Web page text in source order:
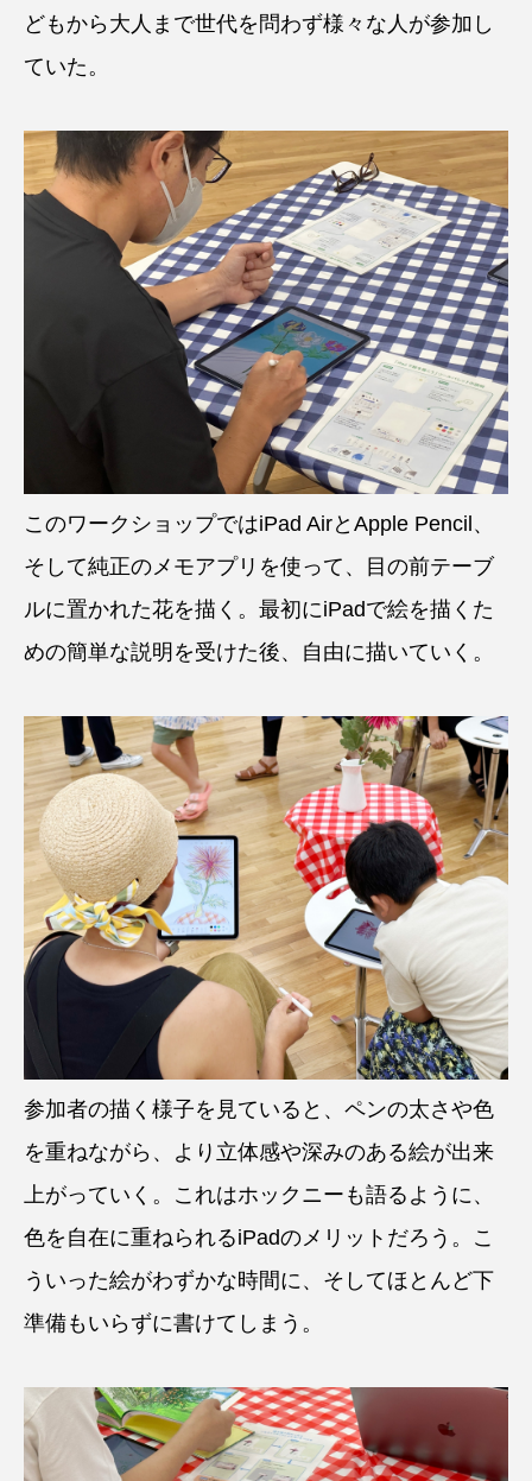
どもから大人まで世代を問わず様々な人が参加し
ていた。
このワークショップではiPad AirとApple Pencil、
そして純正のメモアプリを使って、目の前テーブ
ルに置かれた花を描く。最初にiPadで絵を描くた
めの簡単な説明を受けた後、自由に描いていく。
参加者の描く様子を見ていると、ペンの太さや色
を重ねながら、より立体感や深みのある絵が出来
上がっていく。これはホックニーも語るように、
色を自在に重ねられるiPadのメリットだろう。こ
ういった絵がわずかな時間に、そしてほとんど下
準備もいらずに書けてしまう。